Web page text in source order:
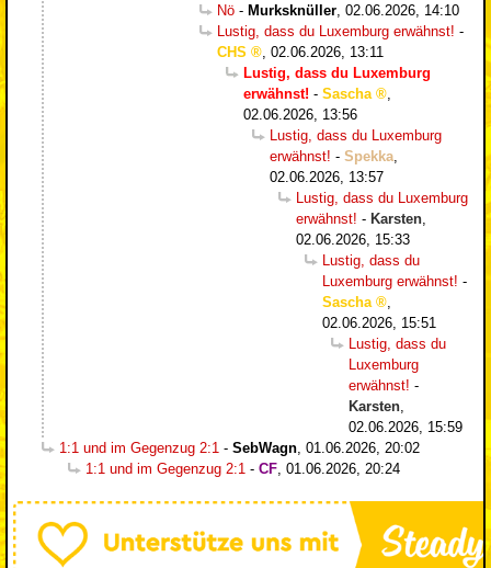
Nö - Murksknüller 02.06.2026, 14:10
Lustig, dass du Luxemburg erwähnst! -
CHS
02.06.2026, 13:11
Lustig, dass du Luxemburg
erwähnst! - Sascha
02.06.2026, 13:56
Lustig, dass du Luxemburg
erwähnst! - Spekka
02.06.2026, 13:57
Lustig, dass du Luxemburg
erwähnst! - Karsten
02.06.2026, 15:33
Lustig, dass du
Luxemburg erwähnst! -
Sascha
02.06.2026, 15:51
Lustig, dass du
Luxemburg
erwähnst! -
Karsten
02.06.2026, 15:59
1:1 und im Gegenzug 2:1 - SebWagn 01.06.2026, 20:02
1:1 und im Gegenzug 2:1 - CF 01.06.2026, 20:24